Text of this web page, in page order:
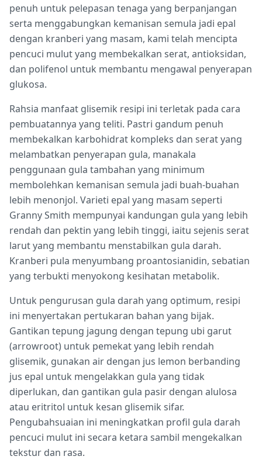
penuh untuk pelepasan tenaga yang berpanjangan
serta menggabungkan kemanisan semula jadi epal
dengan kranberi yang masam, kami telah mencipta
pencuci mulut yang membekalkan serat, antioksidan,
dan polifenol untuk membantu mengawal penyerapan
glukosa.
Rahsia manfaat glisemik resipi ini terletak pada cara
pembuatannya yang teliti. Pastri gandum penuh
membekalkan karbohidrat kompleks dan serat yang
melambatkan penyerapan gula, manakala
penggunaan gula tambahan yang minimum
membolehkan kemanisan semula jadi buah-buahan
lebih menonjol. Varieti epal yang masam seperti
Granny Smith mempunyai kandungan gula yang lebih
rendah dan pektin yang lebih tinggi, iaitu sejenis serat
larut yang membantu menstabilkan gula darah.
Kranberi pula menyumbang proantosianidin, sebatian
yang terbukti menyokong kesihatan metabolik.
Untuk pengurusan gula darah yang optimum, resipi
ini menyertakan pertukaran bahan yang bijak.
Gantikan tepung jagung dengan tepung ubi garut
(arrowroot) untuk pemekat yang lebih rendah
glisemik, gunakan air dengan jus lemon berbanding
jus epal untuk mengelakkan gula yang tidak
diperlukan, dan gantikan gula pasir dengan alulosa
atau eritritol untuk kesan glisemik sifar.
Pengubahsuaian ini meningkatkan profil gula darah
pencuci mulut ini secara ketara sambil mengekalkan
tekstur dan rasa.